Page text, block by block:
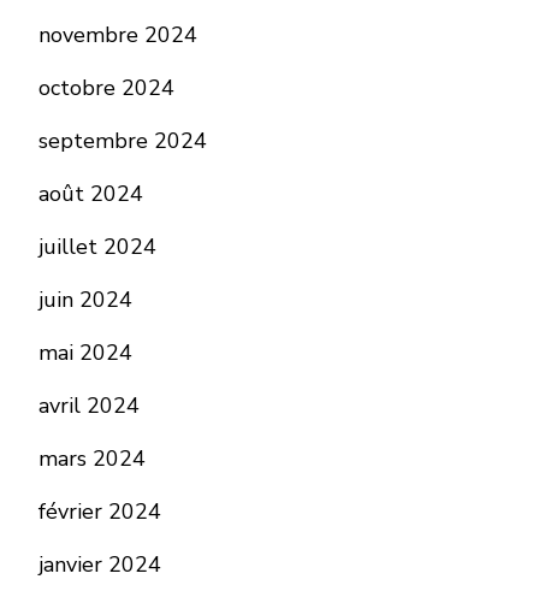
novembre 2024
octobre 2024
septembre 2024
août 2024
juillet 2024
juin 2024
mai 2024
avril 2024
mars 2024
février 2024
janvier 2024